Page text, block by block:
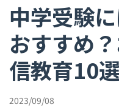
中学受験
おすすめ
信教育10選
2023/09/08